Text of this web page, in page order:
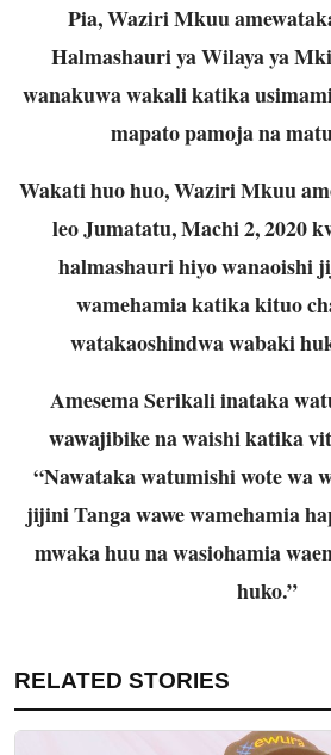
Pia, Waziri Mkuu
Halmashauri ya Wilaya ya
wanakuwa wakali katika
mapato pamoja na
Wakati huo huo, Waziri Mkuu
leo Jumatatu, Machi 2, 2020
halmashauri hiyo wanaoishi
wamehamia katika kituo
watakaoshindwa wabaki
Amesema Serikali inataka
wawajibike na waishi katika
“Nawataka watumishi wote wa
jijini Tanga wawe wamehamia
mwaka huu na wasiohamia
huko.”
RELATED STORIES